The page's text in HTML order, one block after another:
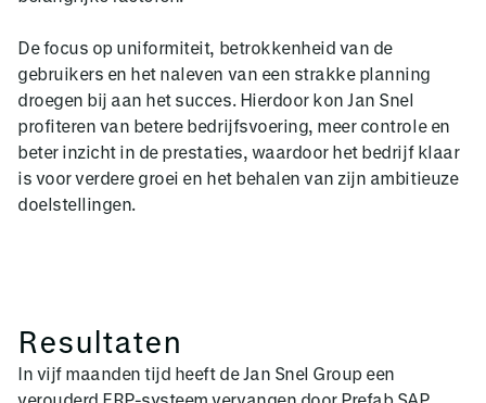
De focus op uniformiteit, betrokkenheid van de
gebruikers en het naleven van een strakke planning
droegen bij aan het succes. Hierdoor kon Jan Snel
profiteren van betere bedrijfsvoering, meer controle en
beter inzicht in de prestaties, waardoor het bedrijf klaar
is voor verdere groei en het behalen van zijn ambitieuze
doelstellingen.
Resultaten
In vijf maanden tijd heeft de Jan Snel Group een